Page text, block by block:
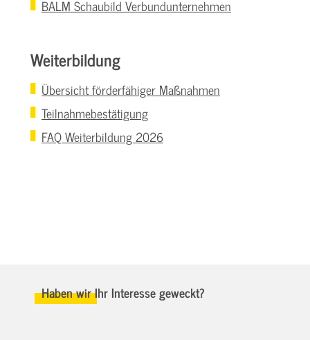
BALM Schaubild Verbundunternehmen
Weiterbildung
Übersicht förderfähiger Maßnahmen
Teilnahmebestätigung
FAQ Weiterbildung 2026
Haben wir Ihr Interesse geweckt?